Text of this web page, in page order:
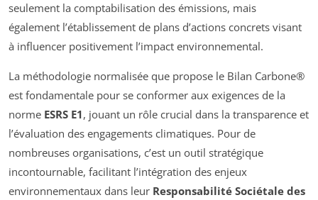
seulement la comptabilisation des émissions, mais
également l’établissement de plans d’actions concrets visant
à influencer positivement l’impact environnemental.
La méthodologie normalisée que propose le Bilan Carbone®
est fondamentale pour se conformer aux exigences de la
norme ESRS E1, jouant un rôle crucial dans la transparence et
l’évaluation des engagements climatiques. Pour de
nombreuses organisations, c’est un outil stratégique
incontournable, facilitant l’intégration des enjeux
environnementaux dans leur Responsabilité Sociétale des